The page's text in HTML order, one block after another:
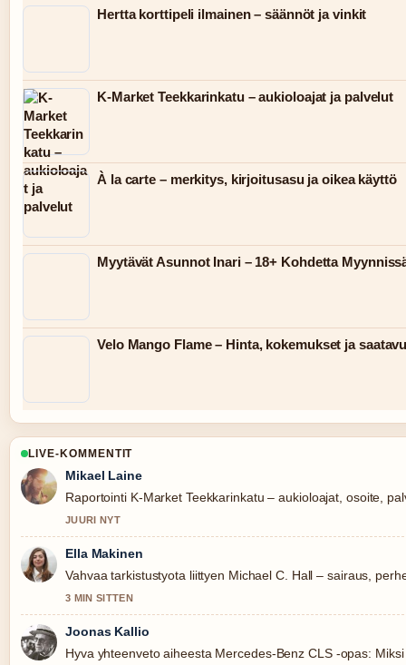
Hertta korttipeli ilmainen – säännöt ja vinkit
K-Market Teekkarinkatu – aukioloajat ja palvelut
À la carte – merkitys, kirjoitusasu ja oikea käyttö
Myytävät Asunnot Inari – 18+ Kohdetta
Velo Mango Flame – Hinta, kokemukset ja
LIVE-KOMMENTIT
Mikael Laine
Raportointi K-Market Teekkarinkatu – aukioloajat, osoite,
JUURI NYT
Ella Makinen
Vahvaa tarkistustyota liittyen Michael C. Hall – sairaus,
3 MIN SITTEN
Joonas Kallio
Hyva yhteenveto aiheesta Mercedes-Benz CLS -opas: